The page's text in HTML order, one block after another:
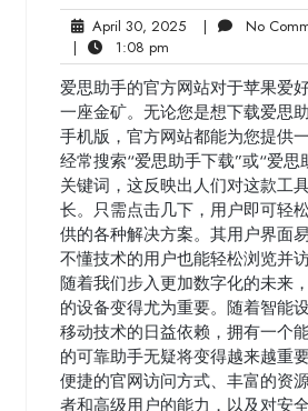
April 30, 2025April
2025
| No
|
1:08 pm
pm
爱思助手的官方网站对于苹果爱
一座金矿。无论您是想下载爱思
手机版，官方网站都能为您提供
经常搜索“爱思助手下载”或“爱思
关键词，这反映出人们对这款工
长。只需点击几下，用户即可轻
供的各种解决方案。其用户界面
不懂技术的用户也能轻松浏览并
随着我们步入更加数字化的未来
的设备变得尤为重要。随着智能
移动技术的日益依赖，拥有一个
的可靠助手无疑将变得越来越重
便捷的官网访问方式、丰富的资
者和高级用户的能力，以及对安